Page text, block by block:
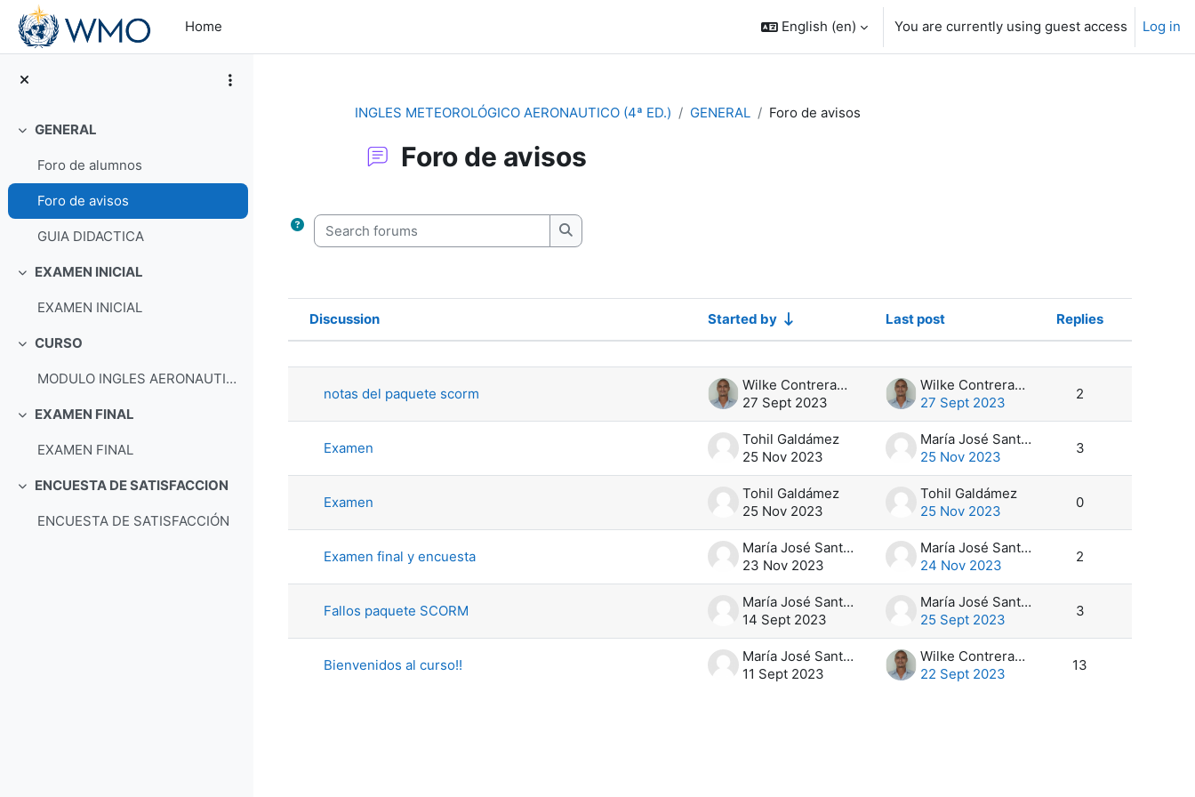
Skip to main content
Home
English ‎(en)‎ You are currently using guest access Log in
Collapse
GENERAL
Foro de alumnos
Foro de avisos
GUIA DIDACTICA
Collapse
EXAMEN INICIAL
EXAMEN INICIAL
Collapse
CURSO
MODULO INGLES AERONAUTICO
Collapse
EXAMEN FINAL
EXAMEN FINAL
Collapse
ENCUESTA DE SATISFACCION
ENCUESTA DE SATISFACCIÓN
INGLES METEOROLÓGICO AERONAUTICO (4ª ED.) GENERAL Foro de avisos
Foro de avisos
Search forums
Search forums
Status
Discussion Started by Last post
Replies
Actions
notas del paquete scorm
Wilke Contreras Hernández
27 Sept 2023
Wilke Contreras Hernández
27 Sept 2023
2
Examen
Tohil Galdámez
25 Nov 2023
María José Santamaría
25 Nov 2023
3
Examen
Tohil Galdámez
25 Nov 2023
Tohil Galdámez
25 Nov 2023
0
Examen final y encuesta
María José Santamaría
23 Nov 2023
María José Santamaría
24 Nov 2023
2
Fallos paquete SCORM
María José Santamaría
14 Sept 2023
María José Santamaría
25 Sept 2023
3
Bienvenidos al curso!!
María José Santamaría
11 Sept 2023
Wilke Contreras Hernández
22 Sept 2023
13